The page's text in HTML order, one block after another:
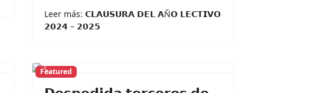
Leer más: 𝗖𝗟𝗔𝗨𝗦𝗨𝗥𝗔 𝗗𝗘𝗟 𝗔Ñ𝗢 𝗟𝗘𝗖𝗧𝗜𝗩𝗢
𝟮𝟬𝟮𝟰 – 𝟮𝟬𝟮𝟱
Previous
Featured